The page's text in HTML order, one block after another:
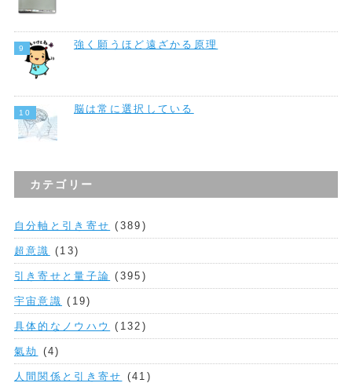
強く願うほど遠ざかる原理
脳は常に選択している
カテゴリー
自分軸と引き寄せ (389)
超意識 (13)
引き寄せと量子論 (395)
宇宙意識 (19)
具体的なノウハウ (132)
氣劫 (4)
人間関係と引き寄せ (41)